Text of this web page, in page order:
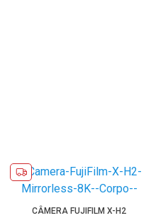
CÂMERA FUJIFILM X-H2